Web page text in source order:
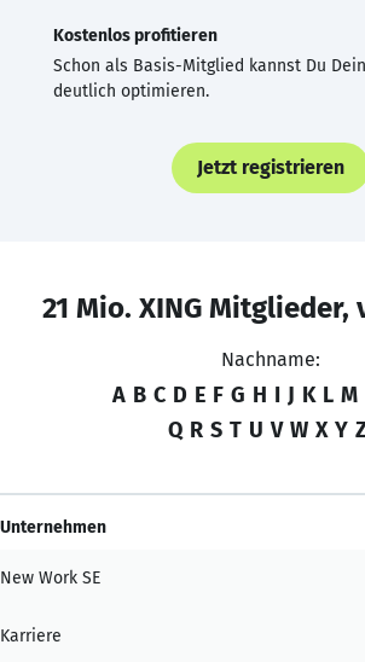
Kostenlos profitieren
Schon als Basis-Mitglied kannst Du
deutlich optimieren.
Jetzt registrieren
21 Mio. XING Mitglieder,
Nachname:
A B C D E F G H I J K L M
Q R S T U V W X Y
Unternehmen
New Work SE
Karriere